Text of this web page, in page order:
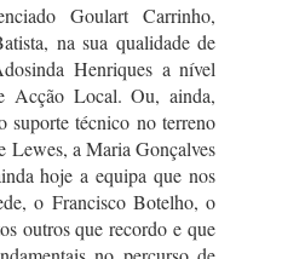
Goulart Carrinho,
na sua qualidade de
Henriques a nível
Acção Local. Ou, ainda,
suporte técnico no terreno
Lewes, a Maria Gonçalves
hoje a equipa que nos
o Francisco Botelho, o
outros que recordo e que